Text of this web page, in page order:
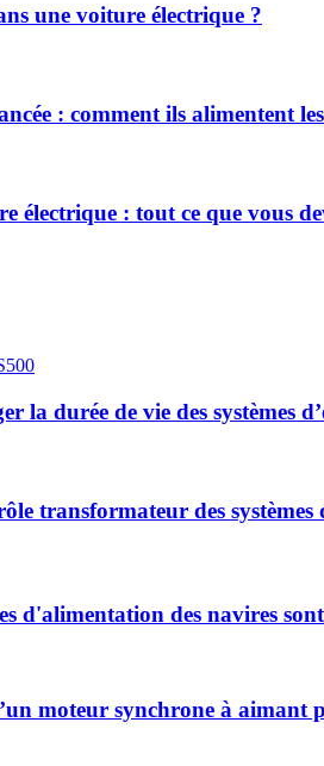
une voiture électrique ?
: comment ils alimentent
électrique : tout ce que vous
la durée de vie des systèmes
transformateur des
d'alimentation des navires
moteur synchrone à aimant